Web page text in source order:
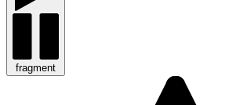
fragment